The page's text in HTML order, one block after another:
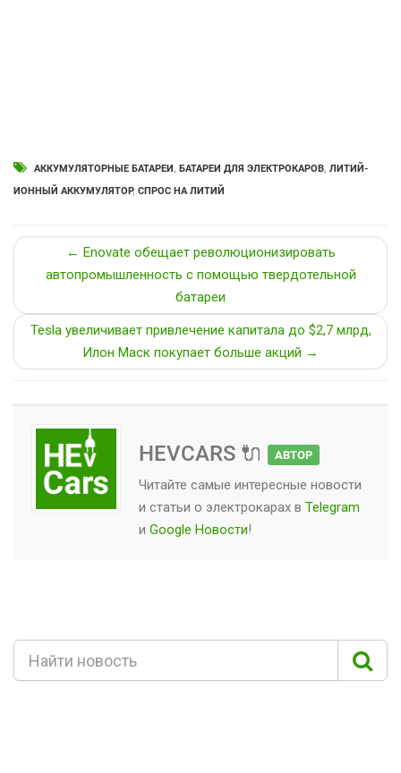
АККУМУЛЯТОРНЫЕ БАТАРЕИ, БАТАРЕИ ДЛЯ ЭЛЕКТРОКАРОВ, ЛИТИЙ-
ИОННЫЙ АККУМУЛЯТОР, СПРОС НА ЛИТИЙ
← Enovate обещает революционизировать
автопромышленность с помощью твердотельной
батареи
Tesla увеличивает привлечение капитала до $2,7 млрд,
Илон Маск покупает больше акций →
HEVCARS 🔌 АВТОР
Читайте самые интересные новости
и статьи о электрокарах в Telegram
и Google Новости!